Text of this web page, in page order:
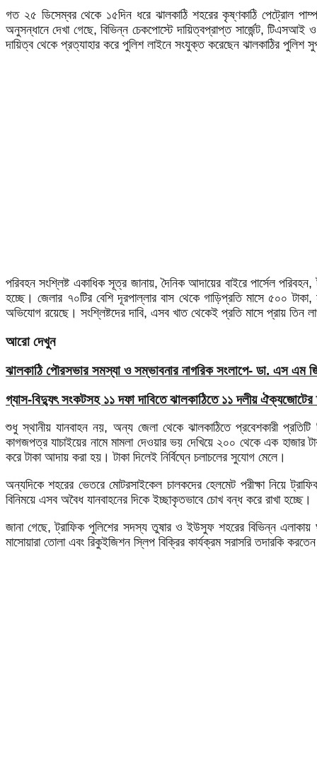
গত ২৫ ডিসেম্বর থেকে ১৫দিন ধরে ঝালকাঠি শহরের কৃষ্ণকাঠি পেট্রোল
অনুসন্ধানে দেখা গেছে, বিভিন্ন চেকপোস্টে দায়িত্বপ্রাপ্ত সার্জেন্ট,
দায়িত্ব থেকে প্রত্যাহার করে পুলিশ লাইনে সংযুক্ত করেছেন ঝালকাঠির পুলিশ
পরিবহন সংশ্লিষ্ট একাধিক সূত্র জানায়, দৈনিক আদায়ের বাইরে পার্সেল
হচ্ছে। জেলার ৭০টির বেশি দূরপাল্লার বাস থেকে গাড়িপ্রতি মাসে ৫০০
অভিযোগ রয়েছে। সংশ্লিষ্টদের দাবি, এসব খাত থেকেই প্রতি মাসে প্রায় তিন
আরো দেখুন
ঝালকাঠি পৌরসভার সমস্যা ও সম্ভাবনার নাগরিক সংলাপে- ডা. এস এম
গ্যাস-বিদ্যুৎ সংকটসহ ১১ দফা দাবিতে ঝালকাঠিতে ১১ দলীয় ঐক্যজোটের
শুধু স্থানীয় যানবাহন নয়, অন্য জেলা থেকে ঝালকাঠিতে প্রবেশকারী
কাগজপত্র যাচাইয়ের নামে মামলা দেওয়ার ভয় দেখিয়ে ২০০ থেকে এক
করে টাকা আদায় করা হয়। টাকা দিলেই নির্বিঘ্নে চলাচলের সুযোগ মেলে।
অন্যদিকে শহরের ভেতরে মোটরসাইকেল চালকদের হেলমেট পরীক্ষা নিয়ে
বিনিময়ে এসব অবৈধ যানবাহনের দিকে ইচ্ছাকৃতভাবে চোখ বন্ধ করে রাখা হচ্ছে।
জানা গেছে, ট্রাফিক পুলিশের সদস্য তুষার ও ইউসুফ শহরের বিভিন্ন এলাকায়
মাসোয়ারা তোলা এবং রিকুইজিশন স্লিপ বিক্রির কার্যক্রম সরাসরি তদারকি